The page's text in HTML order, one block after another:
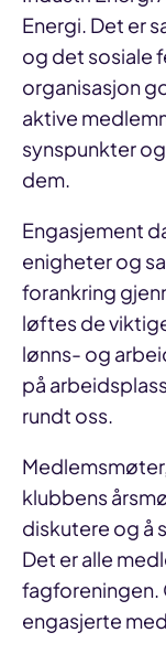
Energi. Det er
og det sosiale
organisasjon
aktive
synspunkter
dem.
Engasjement
enigheter og
forankring
løftes de
lønns- og
på
rundt oss.
klubbens
diskutere og å
Det er alle
fagforeningen.
engasjerte